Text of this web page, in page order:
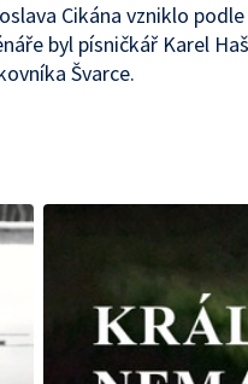
Cikána vzniklo
byl písničkář Karel
Švarce.